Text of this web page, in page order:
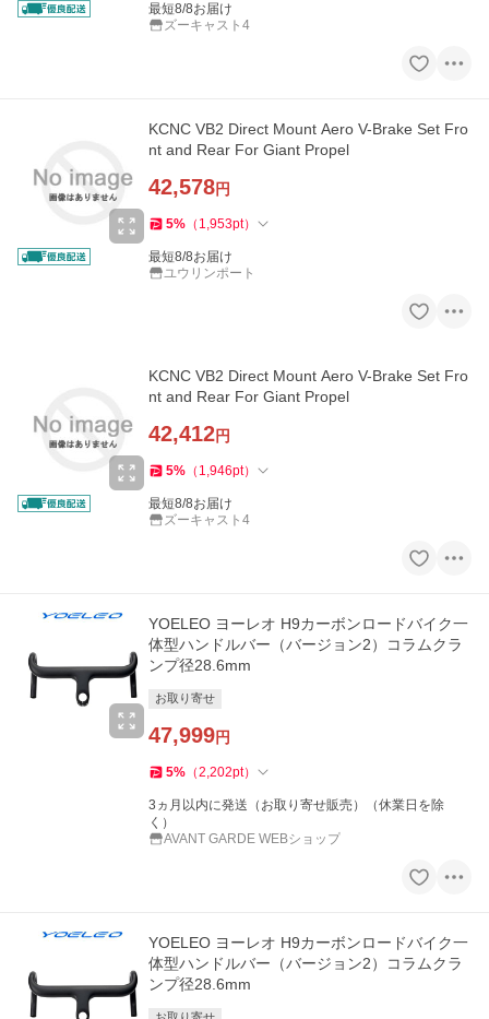
最短8/8お届け
ズーキャスト4
KCNC VB2 Direct Mount Aero V-Brake Set Fro
nt and Rear For Giant Propel
42,578円
5% （ 1,953pt）
最短8/8お届け
ユウリンポート
KCNC VB2 Direct Mount Aero V-Brake Set Fro
nt and Rear For Giant Propel
42,412円
5% （ 1,946pt）
最短8/8お届け
ズーキャスト4
YOELEO ヨーレオ H9カーボンロードバイク一
体型ハンドルバー（バージョン2）コラムクラ
ンプ径28.6mm
お取り寄せ
47,999円
5% （2,202pt）
3ヵ月以内に発送（お取り寄せ販売）（休業日を除
く）
AVANT GARDE WEBショップ
YOELEO ヨーレオ H9カーボンロードバイク一
体型ハンドルバー（バージョン2）コラムクラ
ンプ径28.6mm